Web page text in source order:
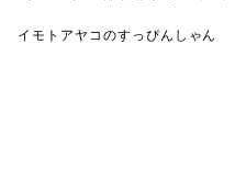
イモトアヤコのすっぴんしゃん